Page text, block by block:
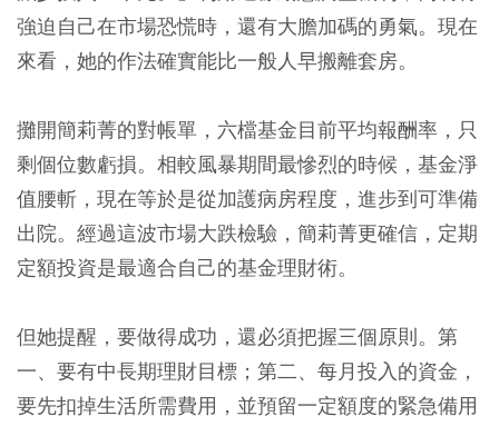
強迫自己在市場恐慌時，還有大膽加碼的勇氣。現在
來看，她的作法確實能比一般人早搬離套房。
攤開簡莉菁的對帳單，六檔基金目前平均報酬率，只
剩個位數虧損。相較風暴期間最慘烈的時候，基金淨
值腰斬，現在等於是從加護病房程度，進步到可準備
出院。經過這波市場大跌檢驗，簡莉菁更確信，定期
定額投資是最適合自己的基金理財術。
但她提醒，要做得成功，還必須把握三個原則。第
一、要有中長期理財目標；第二、每月投入的資金，
要先扣掉生活所需費用，並預留一定額度的緊急備用